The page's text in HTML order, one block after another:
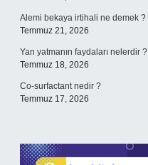
Alemi bekaya irtihali ne demek ?
Temmuz 21, 2026
Yan yatmanın faydaları nelerdir ?
Temmuz 18, 2026
Co-surfactant nedir ?
Temmuz 17, 2026